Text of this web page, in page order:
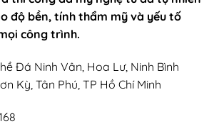
độ bền, tính thẩm mỹ và yếu tố
công trình.
Đá Ninh Vân, Hoa Lư, Ninh Bình
Kỳ, Tân Phú, TP Hồ Chí Minh